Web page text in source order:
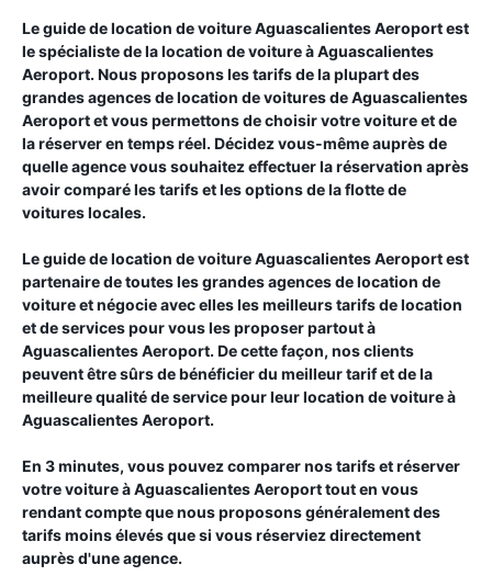
Le guide de location de voitureAguascalientes Aeroportest
le spécialiste de la location de voiture àAguascalientes
Aeroport. Nous proposons les tarifs de la plupart des
grandes agences de location de voitures deAguascalientes
Aeroportet vous permettons de choisir votre voiture et de
la réserver en temps réel. Décidez vous-même auprès de
quelle agence vous souhaitez effectuer la réservation après
avoir comparé les tarifs et les options de la flotte de
voitures locales.
Le guide de location de voitureAguascalientes Aeroportest
partenaire de toutes les grandes agences de location de
voiture et négocie avec elles les meilleurs tarifs de location
et de services pour vous les proposer partout à
Aguascalientes Aeroport. De cette façon, nos clients
peuvent être sûrs de bénéficier du meilleur tarif et de la
meilleure qualité de service pour leur location de voiture à
Aguascalientes Aeroport.
En 3 minutes, vous pouvez comparer nos tarifs et réserver
votre voiture àAguascalientes Aeroporttout en vous
rendant compte que nous proposons généralement des
tarifs moins élevés que si vous réserviez directement
auprès d'une agence.